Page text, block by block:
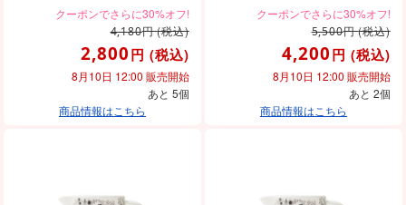
4,180円(税込)
2,800円 (税込)
8月10日 12:00 販売開始
あと 5個
商品情報はこちら
5,500円(税込)
4,200円 (税込)
8月10日 12:00 販売開始
あと 2個
商品情報はこちら